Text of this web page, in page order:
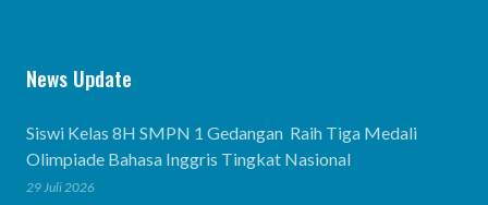
News Update
Siswi Kelas 8H SMPN 1 Gedangan Raih Tiga Medali
Olimpiade Bahasa Inggris Tingkat Nasional
29 Juli 2026